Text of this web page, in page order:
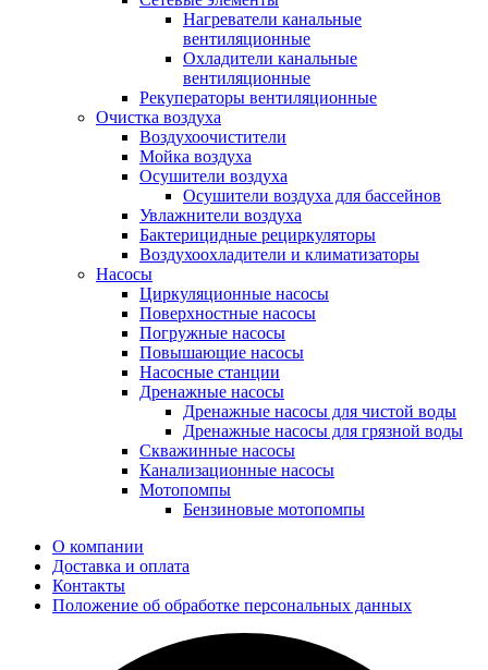
Нагреватели канальные
вентиляционные
Охладители канальные
вентиляционные
Рекуператоры вентиляционные
Очистка воздуха
Воздухоочистители
Мойка воздуха
Осушители воздуха
Осушители воздуха для бассейнов
Увлажнители воздуха
Бактерицидные рециркуляторы
Воздухоохладители и климатизаторы
Насосы
Циркуляционные насосы
Поверхностные насосы
Погружные насосы
Повышающие насосы
Насосные станции
Дренажные насосы
Дренажные насосы для чистой воды
Дренажные насосы для грязной воды
Скважинные насосы
Канализационные насосы
Мотопомпы
Бензиновые мотопомпы
О компании
Доставка и оплата
Контакты
Положение об обработке персональных данных